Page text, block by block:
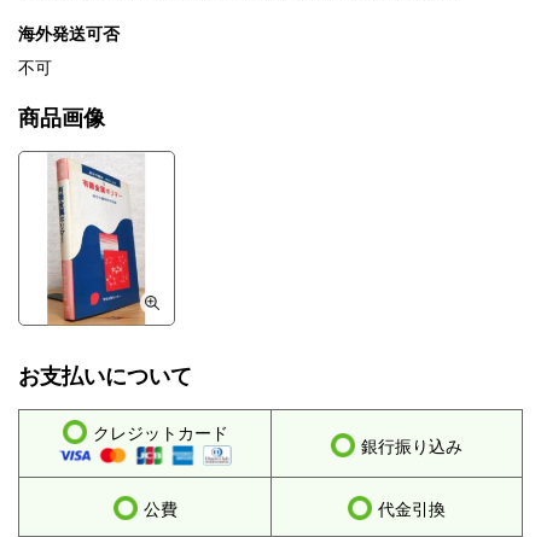
海外発送可否
不可
商品画像
お支払いについて
クレジットカード
銀行振り込み
公費 代金引換